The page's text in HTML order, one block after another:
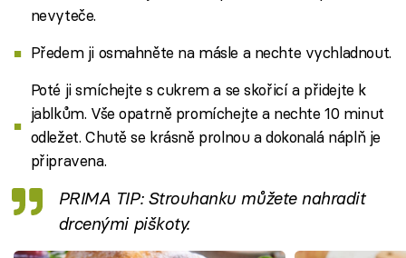
nevyteče.
Předem ji osmahněte na másle a nechte vychladnout.
Poté ji smíchejte s cukrem a se skořicí a přidejte k
jablkům. Vše opatrně promíchejte a nechte 10 minut
odležet. Chutě se krásně prolnou a dokonalá náplň je
připravena.
PRIMA TIP: Strouhanku můžete nahradit
drcenými piškoty.